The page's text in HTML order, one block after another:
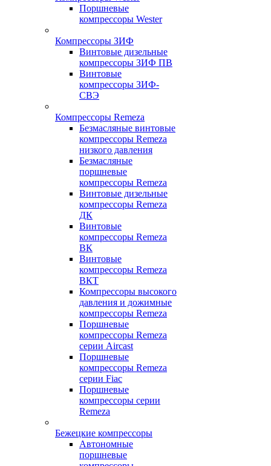
Поршневые
компрессоры Wester
Компрессоры ЗИФ
Винтовые дизельные
компрессоры ЗИФ ПВ
Винтовые
компрессоры ЗИФ-
СВЭ
Компрессоры Remeza
Безмасляные винтовые
компрессоры Remeza
низкого давления
Безмасляные
поршневые
компрессоры Remeza
Винтовые дизельные
компрессоры Remeza
ДК
Винтовые
компрессоры Remeza
ВК
Винтовые
компрессоры Remeza
ВКТ
Компрессоры высокого
давления и дожимные
компрессоры Remeza
Поршневые
компрессоры Remeza
серии Aircast
Поршневые
компрессоры Remeza
серии Fiac
Поршневые
компрессоры серии
Remeza
Бежецкие компрессоры
Автономные
поршневые